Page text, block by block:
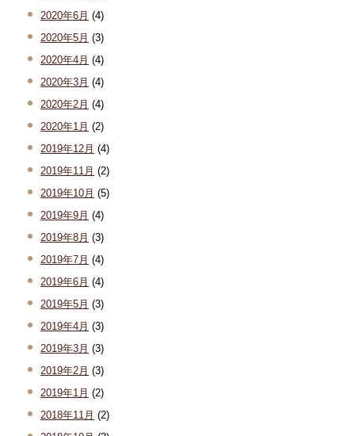
2020年6月 (4)
2020年5月 (3)
2020年4月 (4)
2020年3月 (4)
2020年2月 (4)
2020年1月 (2)
2019年12月 (4)
2019年11月 (2)
2019年10月 (5)
2019年9月 (4)
2019年8月 (3)
2019年7月 (4)
2019年6月 (4)
2019年5月 (3)
2019年4月 (3)
2019年3月 (3)
2019年2月 (3)
2019年1月 (2)
2018年11月 (2)